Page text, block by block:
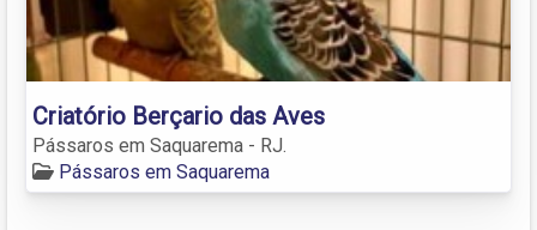
Criatório Berçario das Aves
Pássaros em Saquarema - RJ.
Pássaros em Saquarema